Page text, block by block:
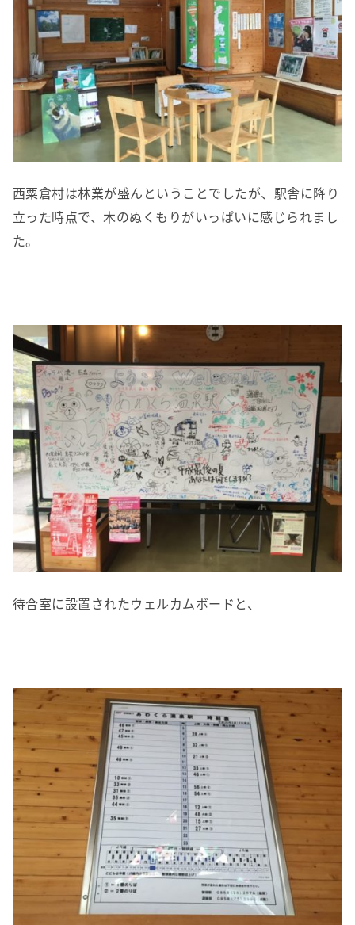
西粟倉村は林業が盛んということでしたが、駅舎に降り
立った時点で、木のぬくもりがいっぱいに感じられまし
た。
待合室に設置されたウェルカムボードと、